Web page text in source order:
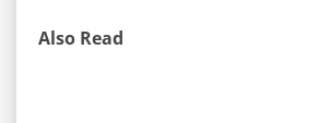
Also Read